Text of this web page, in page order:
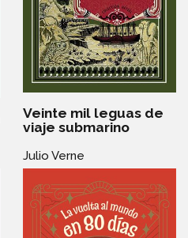
Veinte mil leguas de
viaje submarino
Julio Verne